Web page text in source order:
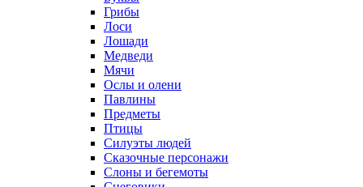
Грибы
Лоси
Лошади
Медведи
Мячи
Ослы и олени
Павлины
Предметы
Птицы
Силуэты людей
Сказочные персонажи
Слоны и бегемоты